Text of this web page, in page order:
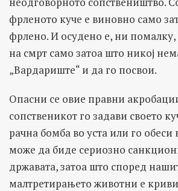
фрленото куче е виновно само
фрлено. И осудено е, ни помалку,
на смрт само затоа што никој
„Вардариште“ и да го посвои.
Опасни се овие правни
сопственикот го задави своето
рачна бомба во уста или го
може да биде сериозно
државата, затоа што според
малтретирањето животни е